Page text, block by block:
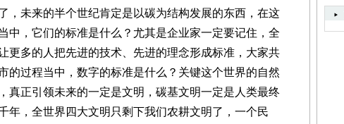
未来的半个世纪肯定是以碳为结构发展的东西，在这
中，它们的标准是什么？尤其是企业家一定要记住，全
更多的人把先进的技术、先进的理念形成标准，大家共
的过程当中，数字的标准是什么？关键这个世界的自然
真正引领未来的一定是文明，碳基文明一定是人类最终
年，全世界四大文明只剩下我们农耕文明了，一个民